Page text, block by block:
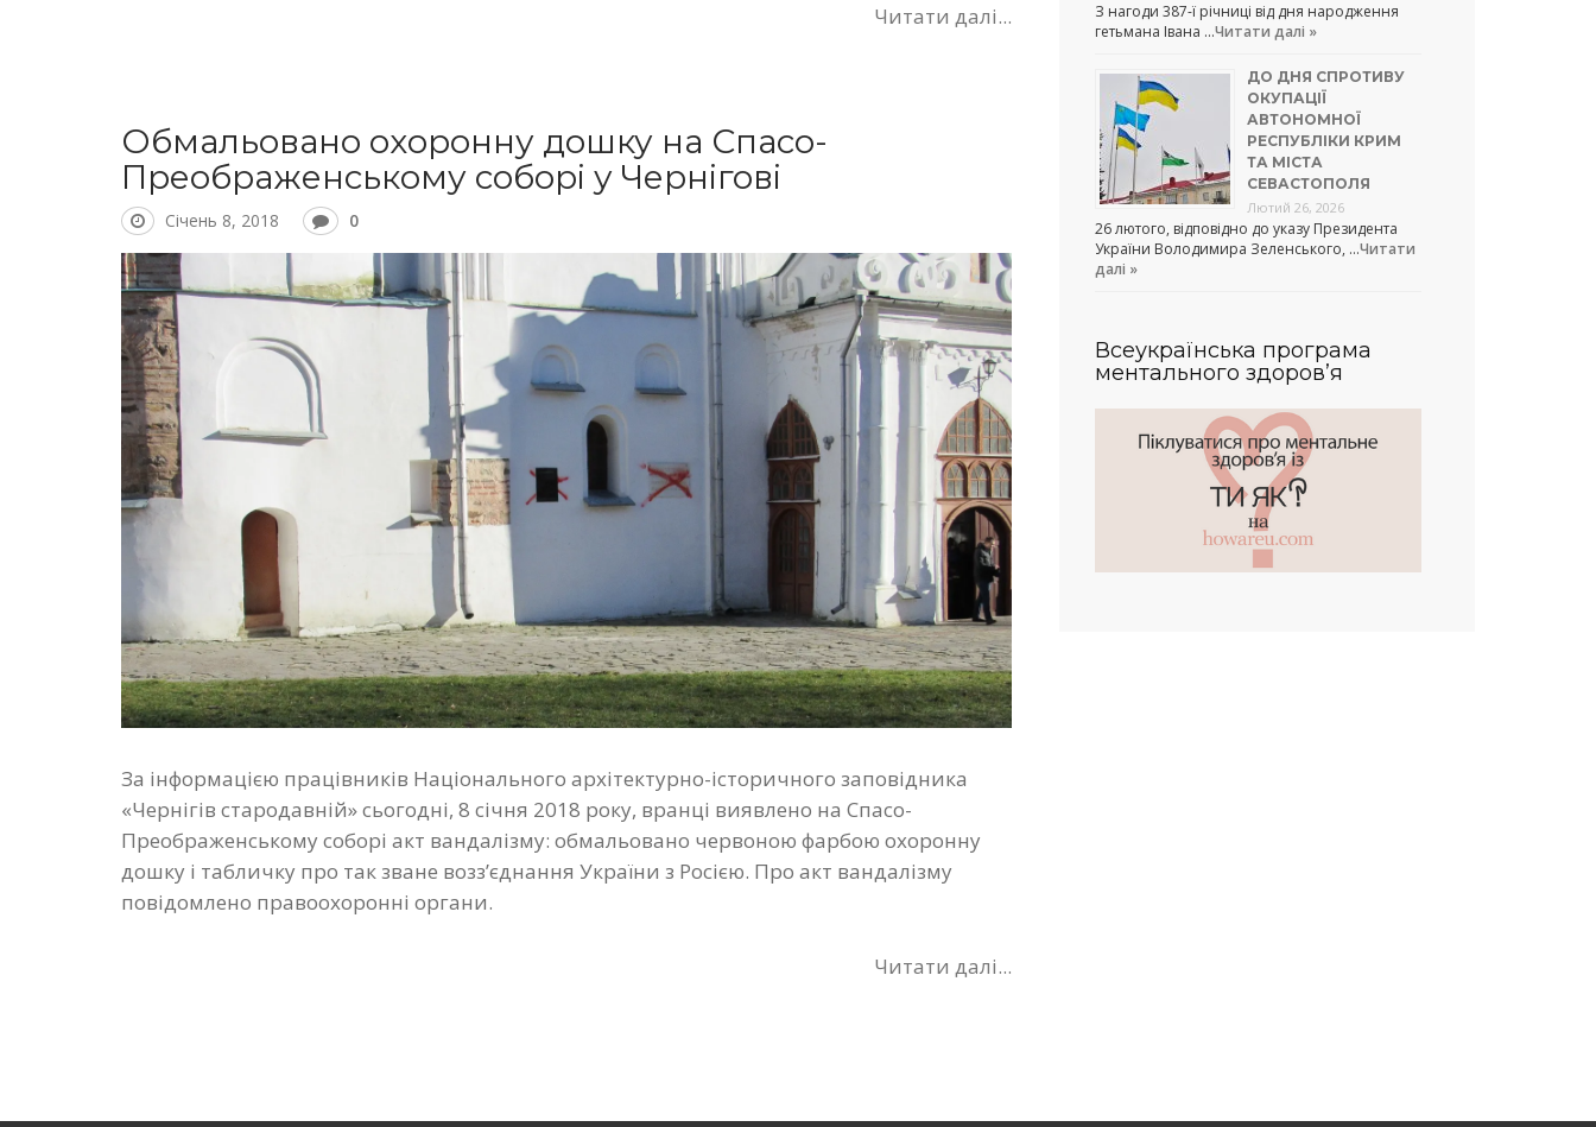
Читати далі...
Обмальовано охоронну дошку на Спасо-
Преображенському соборі у Чернігові
Січень 8, 2018 0
За інформацією працівників Національного архітектурно-історичного заповідника
«Чернігів стародавній» сьогодні, 8 січня 2018 року, вранці виявлено на Спасо-
Преображенському соборі акт вандалізму: обмальовано червоною фарбою охоронну
дошку і табличку про так зване возз’єднання України з Росією. Про акт вандалізму
повідомлено правоохоронні органи.
Читати далі...
З нагоди 387-ї річниці від дня народження
гетьмана Івана …Читати далі »
ДО ДНЯ СПРОТИВУ
ОКУПАЦІЇ
АВТОНОМНОЇ
РЕСПУБЛІКИ КРИМ
ТА МІСТА
СЕВАСТОПОЛЯ
Лютий 26, 2026
26 лютого, відповідно до указу Президента
України Володимира Зеленського, …Читати
далі »
Всеукраїнська програма
ментального здоров’я